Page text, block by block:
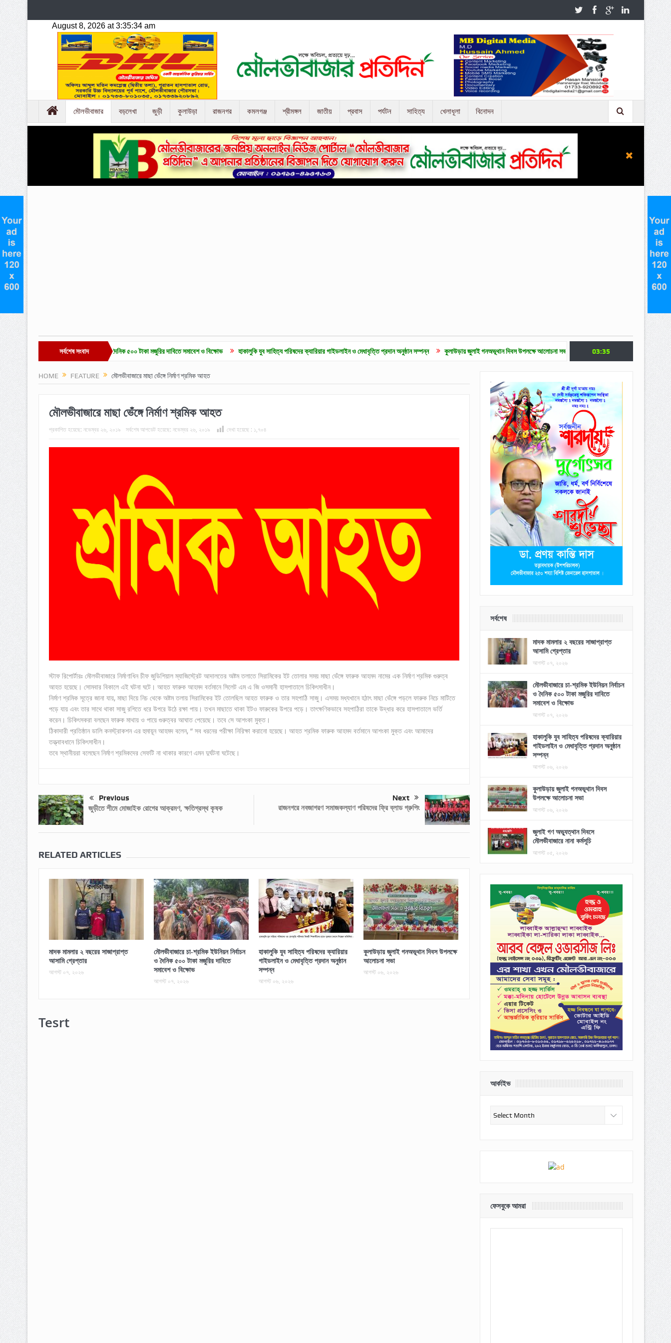
মৌলভীবাজার বড়লেখা জুড়ী কুলাউড়া রাজনগর কমলগঞ্জ শ্রীমঙ্গল জাতীয় প্রবাস পর্যটন সাহিত্য খেলাধূলা বিনোদন
সর্বশেষ সংবাদ
চা-শ্রমিক ইউনিয়ন নির্বাচন ও দৈনিক ৫০০ টাকা মজুরির দাবিতে সমাবেশ ও বিক্ষোভ হাকালুকি যুব সাহিত্য পরিষদের ক্যারিয়ার গাইডলাইন ও মেধাবৃত্তি প্রদান অনুষ্ঠান সম্পন্ন কুলাউড়ায় জুলাই গনঅভূথান দিবস উপলক্ষে আলোচনা সভা জুলাই গণ অভ্যুত্থান দিবসে মৌলভীবাজারে নানা কর্মসূচি
03:35
HOME FEATURE মৌলভীবাজারে মাছা ভেঁঙ্গে নির্মাণ শ্রমিক আহত
মৌলভীবাজারে মাছা ভেঁঙ্গে নির্মাণ শ্রমিক আহত
প্রকাশিত হয়েছে: নভেম্বর ২৬, ২০১৯ সর্বশেষ আপডেট হয়েছে: নভেম্বর ২৬, ২০১৯ দেখা হয়েছে : ১,৭০৪
স্টাফ রিপোর্টারঃ মৌলভীবাজারে নির্মাণাধিন চীফ জুডিশিয়াল ম্যাজিস্ট্রেট আদালতের অষ্টম তলাতে সিরামিকের ইট তোলার সময় মাছা ভেঁঙ্গে ফারুক আহমদ নামের এক নির্মাণ শ্রমিক গুরুত্ব
আহত হয়েছে। সোমবার বিকালে এই ঘটনা ঘটে। আহত ফারুক আহমদ বর্তমানে সিলেট এম এ জি ওসমানী হাসপাতালে চিকিৎসাধীন।
নির্মাণ শ্রমিক সূত্রে জানা যায়, মাছা দিয়ে নিচ থেকে অষ্টম তলায় সিরামিকের ইট তোলছিল আহত ফারুক ও তার সহপাঠি সাজু। এসময় মধ্যখানে হঠাৎ মাছা ভেঁঙ্গে পড়লে ফারুক নিচে মাটিতে
পড়ে যায় এবং তার সাথে থাকা সাজু রশিতে ধরে উপরে উঠে রক্ষা পায়। তখন মাছাতে থাকা ইটও ফারুকের উপরে পড়ে। তাৎক্ষণিকভাবে সহপাঠিরা তাকে উদ্ধার করে হাসপাতালে ভর্তি
করেন। চিকিৎসকরা বলছেন ফারুক মাথায় ও পায়ে গুরুত্বর আঘাত পেয়েছে। তবে সে আশংকা মুক্ত।
ঠিকাদারী প্রতিষ্ঠান ডালি কনস্ট্রাকশন এর হুমায়ূন আহমদ বলেন, “ সব ধরনের পরীক্ষা নিরিক্ষা করানো হয়েছে। আহত শ্রমিক ফারুক আহমদ বর্তমানে আশংকা মুক্ত এবং আমাদের
তত্ত্বাবধানে চিকিৎসাধীন।
তবে স্থানীয়রা বলেছেন নির্মাণ শ্রমিকদের সেফটি না থাকার কারণে এমন দুর্ঘটনা ঘটেছে।
Previous
জুড়ীতে শীমে মোজাইক রোগের আক্রমণ, ক্ষতিগ্রস্থ কৃষক
Next
রাজনগরে নবজাগরণ সমাজকল্যাণ পরিষদের ফ্রি ব্লাড গ্রুপিং
RELATED ARTICLES
মাদক মামলার ২ বছরের সাজাপ্রাপ্ত
আসামি গ্রেপ্তার
আগস্ট ০৭, ২০২৬
মৌলভীবাজারে চা-শ্রমিক ইউনিয়ন নির্বাচন
ও দৈনিক ৫০০ টাকা মজুরির দাবিতে
সমাবেশ ও বিক্ষোভ
আগস্ট ০৭, ২০২৬
হাকালুকি যুব সাহিত্য পরিষদের ক্যারিয়ার
গাইডলাইন ও মেধাবৃত্তি প্রদান অনুষ্ঠান
সম্পন্ন
আগস্ট ০৬, ২০২৬
কুলাউড়ায় জুলাই গনঅভূথান দিবস উপলক্ষে
আলোচনা সভা
আগস্ট ০৬, ২০২৬
Tesrt
সর্বশেষ
মাদক মামলার ২ বছরের সাজাপ্রাপ্ত
আসামি গ্রেপ্তার
আগস্ট ০৭, ২০২৬
মৌলভীবাজারে চা-শ্রমিক ইউনিয়ন নির্বাচন
ও দৈনিক ৫০০ টাকা মজুরির দাবিতে
সমাবেশ ও বিক্ষোভ
আগস্ট ০৭, ২০২৬
হাকালুকি যুব সাহিত্য পরিষদের ক্যারিয়ার
গাইডলাইন ও মেধাবৃত্তি প্রদান অনুষ্ঠান
সম্পন্ন
আগস্ট ০৬, ২০২৬
কুলাউড়ায় জুলাই গনঅভূথান দিবস
উপলক্ষে আলোচনা সভা
আগস্ট ০৬, ২০২৬
জুলাই গণ অভ্যুত্থান দিবসে
মৌলভীবাজারে নানা কর্মসূচি
আগস্ট ০৫, ২০২৬
আর্কাইভ
আর্কাইভ
ফেসবুকে আমরা